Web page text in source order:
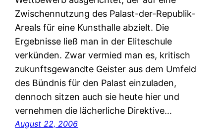
Zwischennutzung des Palast-der-Republik-
Areals für eine Kunsthalle abzielt. Die
Ergebnisse ließ man in der Eliteschule
verkünden. Zwar vermied man es, kritisch
zukunftsgewandte Geister aus dem Umfeld
des Bündnis für den Palast einzuladen,
dennoch sitzen auch sie heute hier und
vernehmen die lächerliche Direktive…
August 22, 2006